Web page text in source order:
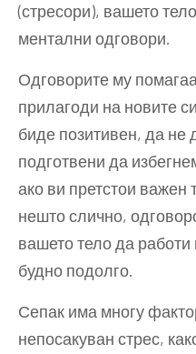
(стресори), вашето
ментални одговори.
Одговорите му
прилагоди на новите
биде позитивен, да не
подготвени да
ако ви претстои важен
нешто слично,
вашето тело да
будно подолго.
Сепак има многу
непосакуван стрес,